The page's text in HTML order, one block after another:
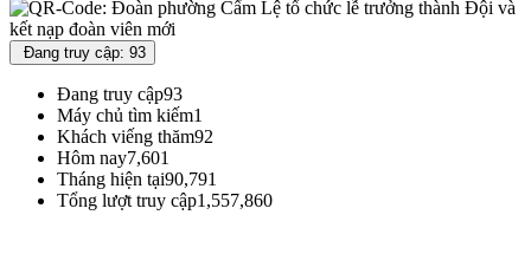
Đang truy cập: 93
Đang truy cập93
Máy chủ tìm kiếm1
Khách viếng thăm92
Hôm nay7,601
Tháng hiện tại90,791
Tổng lượt truy cập1,557,860